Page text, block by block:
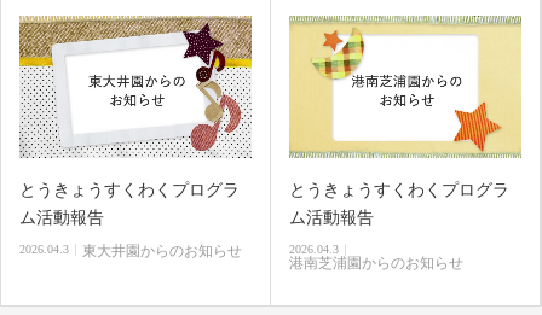
とうきょうすくわくプログラ
ム活動報告
2026.04.3 東大井園からのお知らせ
とうきょうすくわくプログラ
ム活動報告
2026.04.3
港南芝浦園からのお知らせ